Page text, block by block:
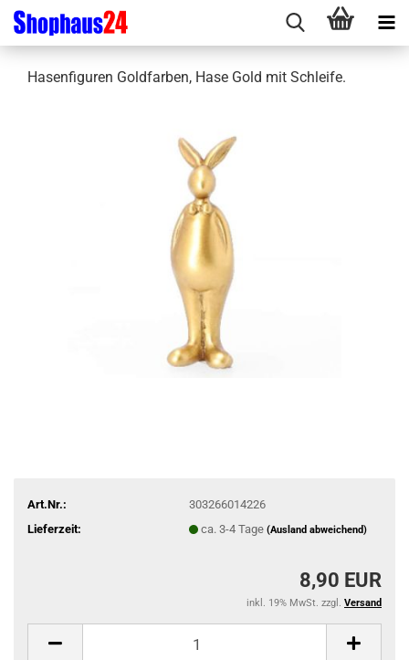
Hasenfiguren Goldfarben, Hase Gold mit Schleife.
Art.Nr.:
303266014226
Lieferzeit:
ca. 3-4 Tage (Ausland abweichend)
8,90 EUR
inkl. 19% MwSt. zzgl. Versand